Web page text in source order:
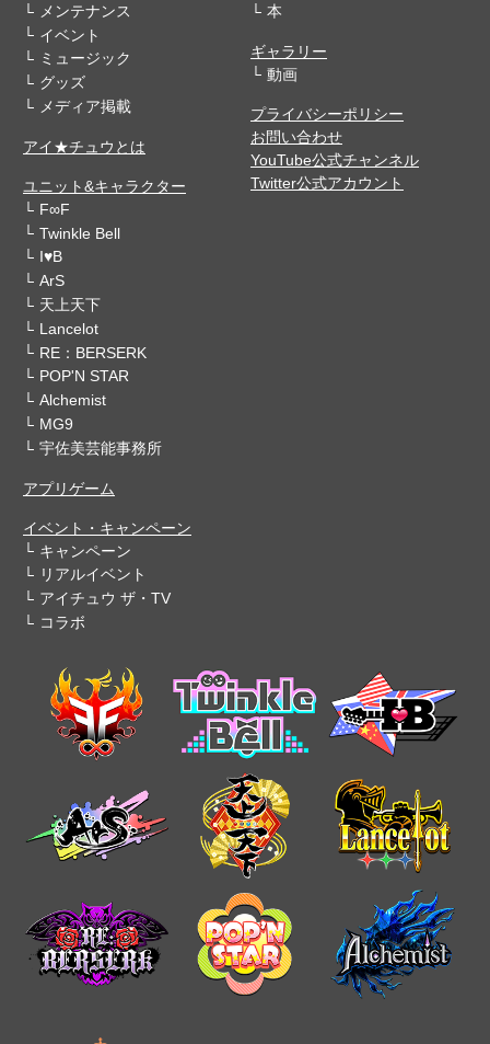
メンテナンス
イベント
ミュージック
グッズ
メディア掲載
アイ★チュウとは
ユニット&キャラクター
F∞F
Twinkle Bell
I♥B
ArS
天上天下
Lancelot
RE：BERSERK
POP'N STAR
Alchemist
MG9
宇佐美芸能事務所
アプリゲーム
イベント・キャンペーン
キャンペーン
リアルイベント
アイチュウ ザ・TV
コラボ
本
ギャラリー
動画
プライバシーポリシー
お問い合わせ
YouTube公式チャンネル
Twitter公式アカウント